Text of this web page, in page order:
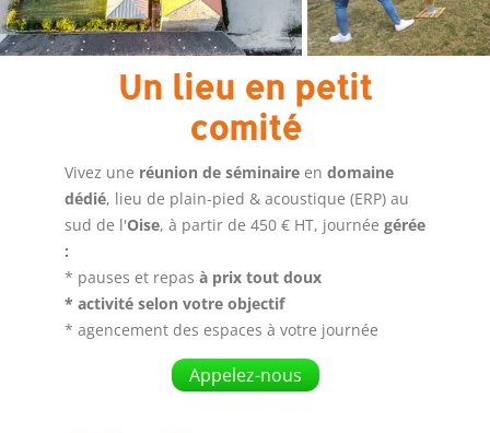
Un lieu en petit
comité
Vivez une réunion de séminaire en domaine
dédié, lieu de plain-pied & acoustique (ERP) au
sud de l'Oise, à partir de 450 € HT, journée gérée
:
* pauses et repas à prix tout doux
* activité selon votre objectif
* agencement des espaces à votre journée
Appelez-nous